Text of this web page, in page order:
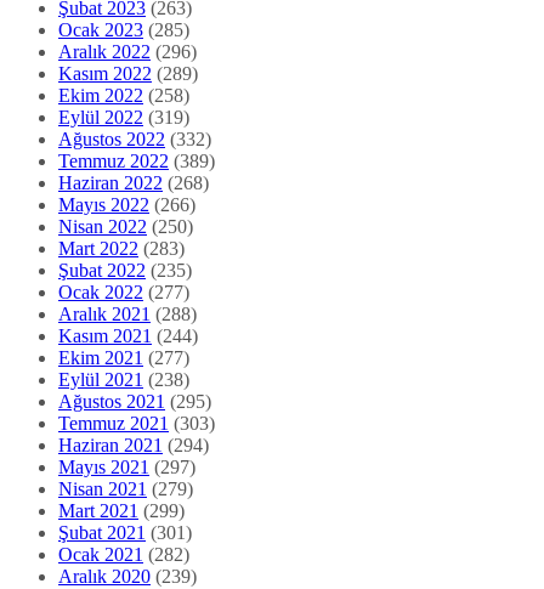
Şubat 2023 (263)
Ocak 2023 (285)
Aralık 2022 (296)
Kasım 2022 (289)
Ekim 2022 (258)
Eylül 2022 (319)
Ağustos 2022 (332)
Temmuz 2022 (389)
Haziran 2022 (268)
Mayıs 2022 (266)
Nisan 2022 (250)
Mart 2022 (283)
Şubat 2022 (235)
Ocak 2022 (277)
Aralık 2021 (288)
Kasım 2021 (244)
Ekim 2021 (277)
Eylül 2021 (238)
Ağustos 2021 (295)
Temmuz 2021 (303)
Haziran 2021 (294)
Mayıs 2021 (297)
Nisan 2021 (279)
Mart 2021 (299)
Şubat 2021 (301)
Ocak 2021 (282)
Aralık 2020 (239)